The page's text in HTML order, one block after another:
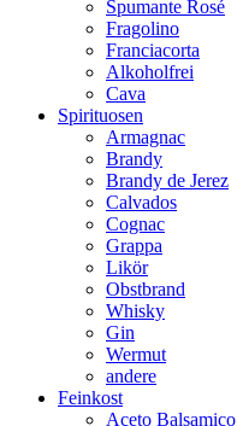
Spumante Rosé
Fragolino
Franciacorta
Alkoholfrei
Cava
Spirituosen
Armagnac
Brandy
Brandy de Jerez
Calvados
Cognac
Grappa
Likör
Obstbrand
Whisky
Gin
Wermut
andere
Feinkost
Aceto Balsamico